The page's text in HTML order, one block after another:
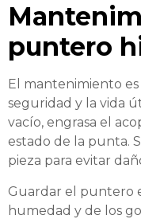
puntero
El mantenimiento
seguridad y la vida
vacío, engrasa el
estado de la punta.
pieza para evitar
Guardar el puntero
humedad y de los